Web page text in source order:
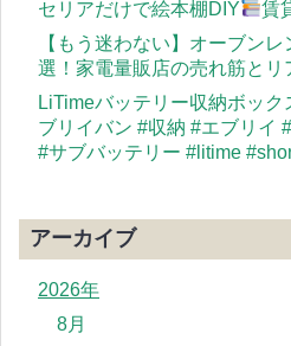
セリアだけで絵本棚DIY
賃
【もう迷わない】オーブン
選！家電量販店の売れ筋とリ
LiTimeバッテリー収納ボッ
ブリイバン #収納 #エブリイ
#サブバッテリー #litime
アーカイブ
2026年
8月